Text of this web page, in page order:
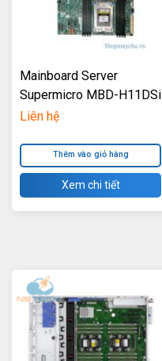
Mainboard Server
Supermicro MBD-H11DSi
Dual AMD EPYC™
Processors
Liên hệ
Thêm vào giỏ hàng
Xem chi tiết